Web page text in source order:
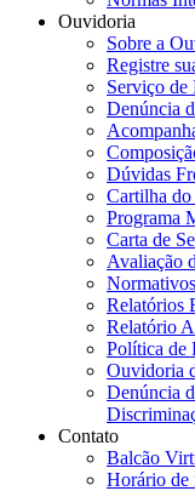
Ouvidoria
Sobre a
Registre
Serviço de
Denúncia
Dúvidas
Cartilha
Programa
Carta de
Avaliação
Normativos
Relatórios
Relatório
Política de
Ouvidoria
Denúncia
Contato
Balcão
Horário de